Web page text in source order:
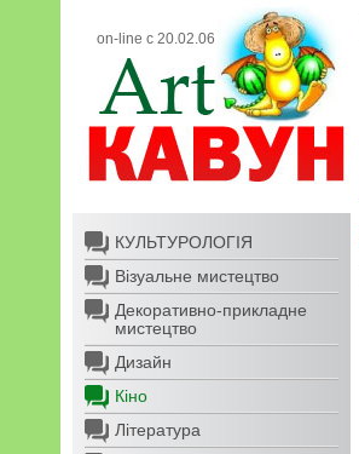
on-line с 20.02.06
КУЛЬТУРОЛОГІЯ
Візуальне мистецтво
Декоративно-прикладне
мистецтво
Дизайн
Кіно
Література